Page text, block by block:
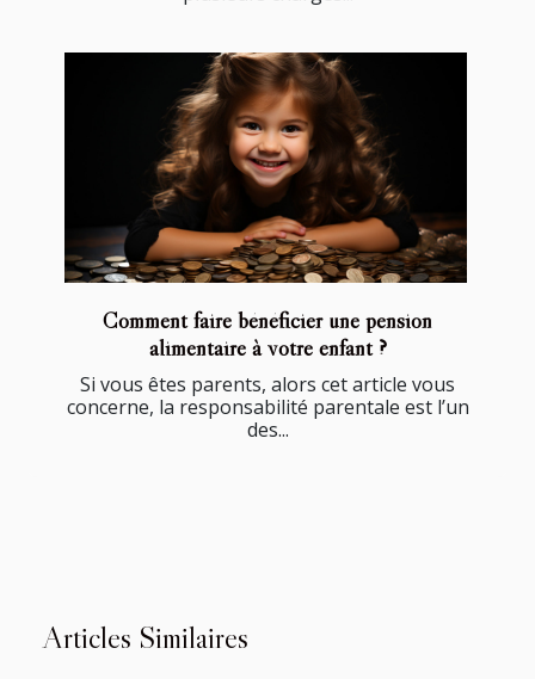
Comment faire bénéficier une pension
alimentaire à votre enfant ?
Si vous êtes parents, alors cet article vous
concerne, la responsabilité parentale est l’un
des...
Articles Similaires